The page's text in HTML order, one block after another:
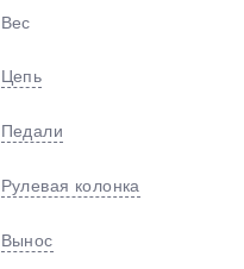
Вес
Цепь
Педали
Рулевая колонка
Вынос
раз в 2 недели